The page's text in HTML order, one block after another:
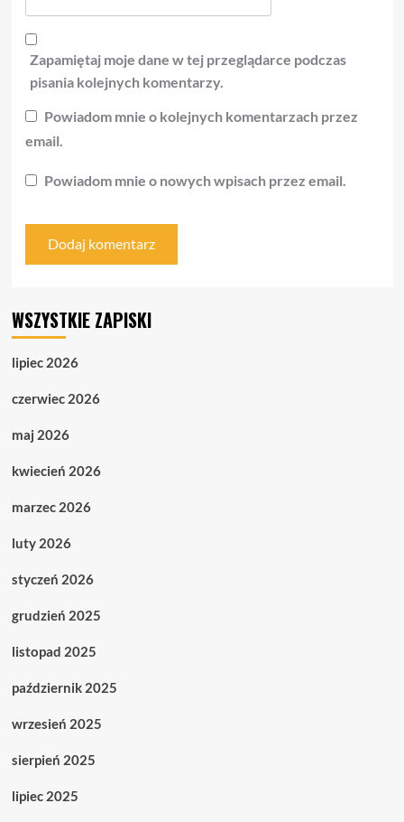
Zapamiętaj moje dane w tej przeglądarce podczas
pisania kolejnych komentarzy.
Powiadom mnie o kolejnych komentarzach przez
email.
Powiadom mnie o nowych wpisach przez email.
WSZYSTKIE ZAPISKI
lipiec 2026
czerwiec 2026
maj 2026
kwiecień 2026
marzec 2026
luty 2026
styczeń 2026
grudzień 2025
listopad 2025
październik 2025
wrzesień 2025
sierpień 2025
lipiec 2025